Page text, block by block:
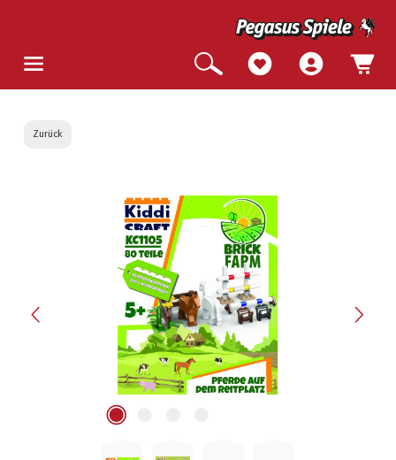
Zurück
Bildergalerie überspringen